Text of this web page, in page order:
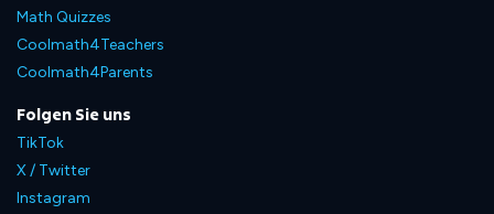
Math Quizzes
Coolmath4Teachers
Coolmath4Parents
Folgen Sie uns
TikTok
X / Twitter
Instagram